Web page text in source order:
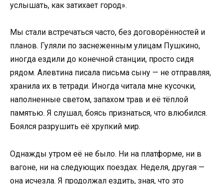
услышать, как затихает город».
Мы стали встречаться часто, без договорённостей и
планов. Гуляли по заснеженным улицам Пушкино,
иногда ездили до конечной станции, просто сидя
рядом. Алевтина писала письма сыну — не отправляя,
хранила их в тетради. Иногда читала мне кусочки,
наполненные светом, запахом трав и её тёплой
памятью. Я слушал, боясь признаться, что влюбился.
Боялся разрушить её хрупкий мир.
Однажды утром её не было. Ни на платформе, ни в
вагоне, ни на следующих поездах. Неделя, другая —
она исчезла. Я продолжал ездить, зная, что это